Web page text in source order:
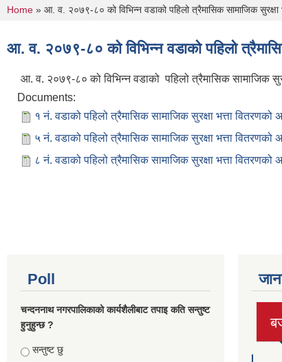
You are here
Home » आ. व. २०७९-८० को विभिन्न वडाको पहिलो त्रैमासिक सामाजिक
आ. व. २०७९-८० को विभिन्न वडाको पहिलो
आ. व. २०७९-८० को विभिन्न वडाको पहिलो त्रैमासिक सामाजिक
Documents:
१ नं. वडाको पहिलो त्रैमासिक सामाजिक सुरक्षा भत्ता वितरणको
५ नं. वडाको पहिलो त्रैमासिक सामाजिक सुरक्षा भत्ता वितरणको
८ नं. वडाको पहिलो त्रैमासिक सामाजिक सुरक्षा भत्ता वितरणको
Poll
चन्दननाथ नगरपालिकाको कार्यशैलीबाट तपाइ कति सन्तुष्ट
हुनुहुन्छ ?
Choices
सन्तुष्ट छु